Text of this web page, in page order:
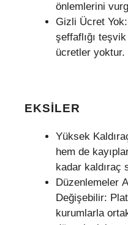
önlemlerini
Gizli Ücret
şeffaflığı
ücretler yoktur.
EKSILER
Yüksek
hem de
kadar kaldıraç
Düzenlemeler
Değişebilir:
kurumlarla